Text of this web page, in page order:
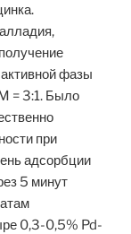
фазы
= 3:1. Было
при
адсорбции
5 минут
0,3-0,5% Pd-